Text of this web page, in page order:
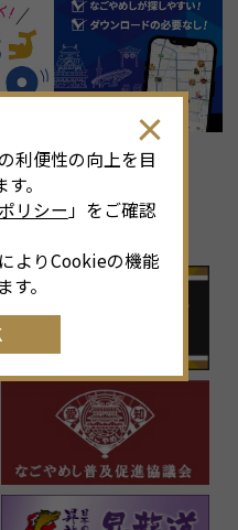
利便性の向上を目
。
リシー 」をご確認
よりCookieの機能
。